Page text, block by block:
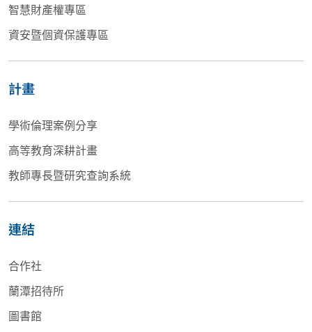
智慧財產權專區
資安暨個資保護專區
計畫
學術倫理案例分享
高等教育深耕計畫
教師專長暨研究查詢系統
連結
合作社
蘭潭招待所
圖書館